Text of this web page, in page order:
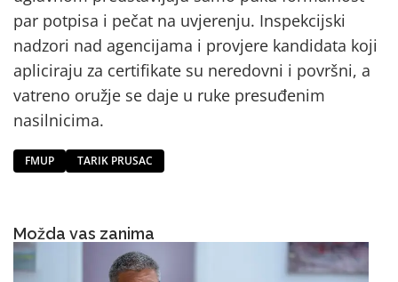
par potpisa i pečat na uvjerenju. Inspekcijski
nadzori nad agencijama i provjere kandidata koji
apliciraju za certifikate su neredovni i površni, a
vatreno oružje se daje u ruke presuđenim
nasilnicima.
FMUP TARIK PRUSAC
Možda vas zanima